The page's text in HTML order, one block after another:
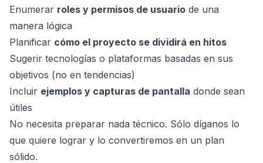
Enumerar roles y permisos de usuario de una
manera lógica
Planificar cómo el proyecto se dividirá en hitos
Sugerir tecnologías o plataformas basadas en sus
objetivos (no en tendencias)
Incluir ejemplos y capturas de pantalla donde sean
útiles
No necesita preparar nada técnico. Sólo díganos lo
que quiere lograr y lo convertiremos en un plan
sólido.